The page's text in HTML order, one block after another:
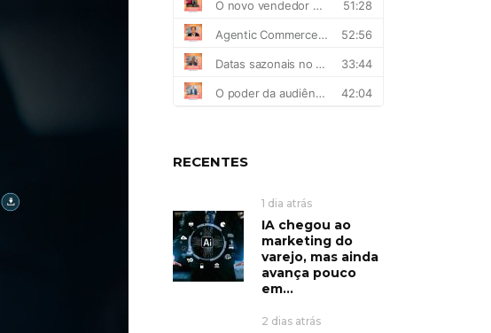
RECENTES
1 dia atrás
IA chegou ao
marketing do
varejo, mas ainda
avança pouco
em...
2 dias atrás